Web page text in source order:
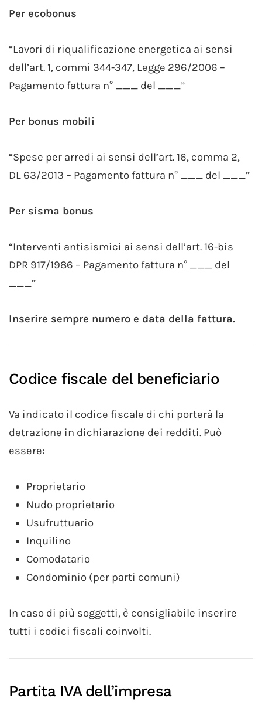
Per ecobonus
“Lavori di riqualificazione energetica ai sensi
dell’art. 1, commi 344-347, Legge 296/2006 –
Pagamento fattura n° ___ del ___”
Per bonus mobili
“Spese per arredi ai sensi dell’art. 16, comma 2,
DL 63/2013 – Pagamento fattura n° ___ del ___”
Per sisma bonus
“Interventi antisismici ai sensi dell’art. 16-bis
DPR 917/1986 – Pagamento fattura n° ___ del
___”
Inserire sempre numero e data della fattura.
Codice fiscale del beneficiario
Va indicato il codice fiscale di chi porterà la
detrazione in dichiarazione dei redditi. Può
essere:
Proprietario
Nudo proprietario
Usufruttuario
Inquilino
Comodatario
Condominio (per parti comuni)
In caso di più soggetti, è consigliabile inserire
tutti i codici fiscali coinvolti.
Partita IVA dell’impresa